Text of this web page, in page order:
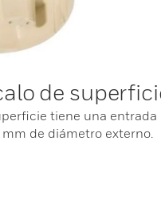
de
tiene una entrada
mm de diámetro externo.